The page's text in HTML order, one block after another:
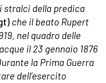
stralci della predica
che il beato Rupert
nel quadro delle
il 23 gennaio 1876
la Prima Guerra
dell’esercito